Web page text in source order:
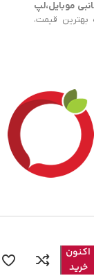
موبایل،لپ
بهترین قیمت،
اکنون
خرید